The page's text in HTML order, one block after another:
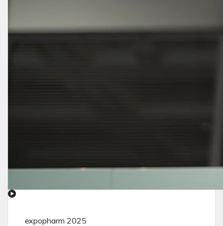
expopharm 2025